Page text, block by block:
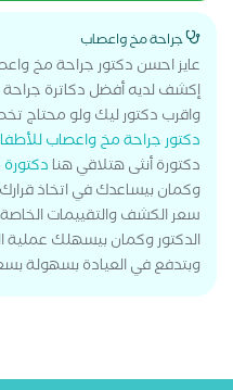
جراحة مخ واعصاب
عايز احسن دكتور جراحة مخ
إكشف لديه أفضل دكاترة
واقرب دكتور ليك ولو محتاج
دكتور جراحة مخ واعصاب
دكتورة أنثى هتلاقي هنا
وكمان بيساعدك في اتخاذ
سعر الكشف والتقييمات
الدكتور وكمان بيسهلك عملية
وبتدفع في العيادة بسهولة